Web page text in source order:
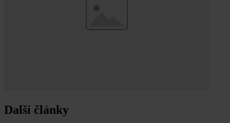
Další články